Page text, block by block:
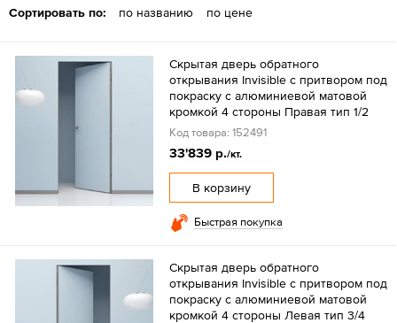
Сортировать по: по названию по цене
Скрытая дверь обратного
открывания Invisible с притвором под
покраску с алюминиевой матовой
кромкой 4 стороны Правая тип 1/2
Код товара: 152491
33'839 р./кт.
В корзину
Быстрая покупка
Скрытая дверь обратного
открывания Invisible с притвором под
покраску с алюминиевой матовой
кромкой 4 стороны Левая тип 3/4